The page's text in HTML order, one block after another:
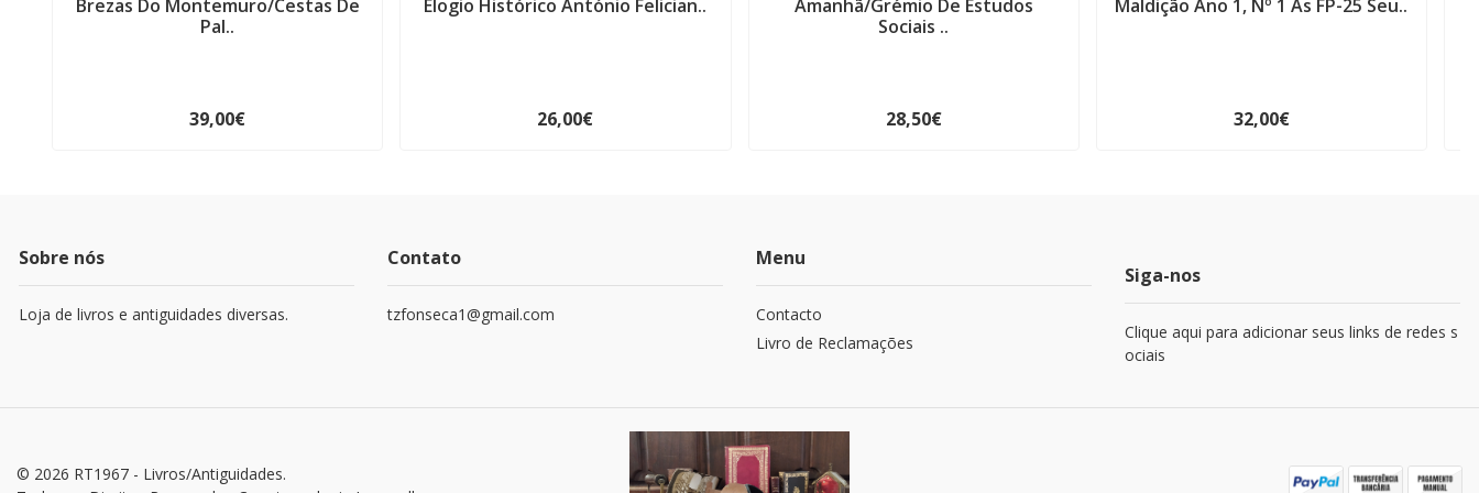
Brezas Do Montemuro/Cestas De
Pal..
39,00€
Elogio Histórico António Felician..
26,00€
Amanhã/Grémio De Estudos
Sociais ..
28,50€
Maldição Ano 1, Nº 1 As FP-25 Seu..
32,00€
Sobre nós
Loja de livros e antiguidades diversas.
Contato
tzfonseca1@gmail.com
Menu
Contacto
Livro de Reclamações
Siga-nos
Clique aqui para adicionar seus links de redes s
ociais
© 2026 RT1967 - Livros/Antiguidades.